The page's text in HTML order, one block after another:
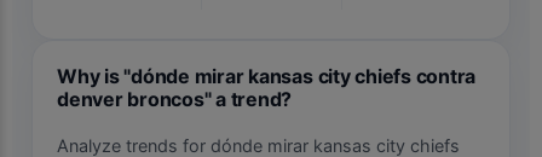
Why is "dónde mirar kansas city chiefs contra
denver broncos" a trend?
Analyze trends for dónde mirar kansas city chiefs